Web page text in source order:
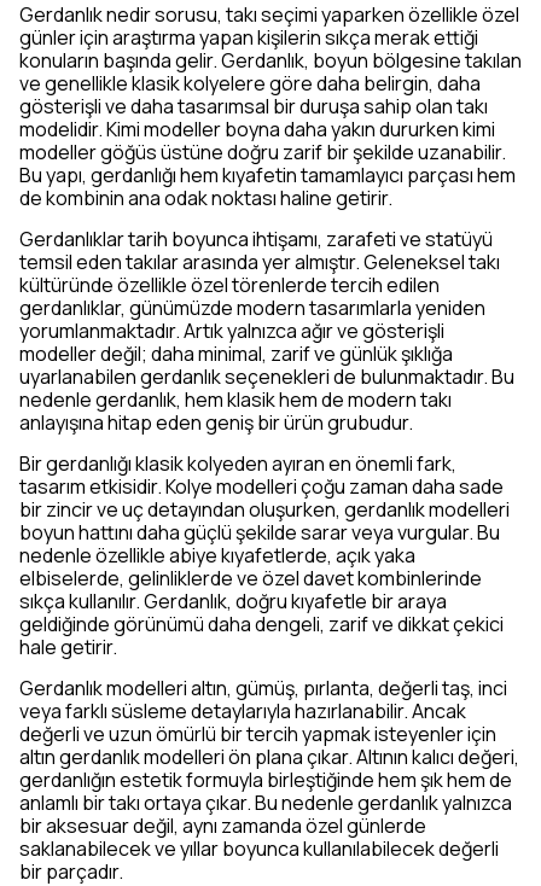
Gerdanlık nedir sorusu, takı seçimi yaparken özellikle özel
günler için araştırma yapan kişilerin sıkça merak ettiği
konuların başında gelir. Gerdanlık, boyun bölgesine takılan
ve genellikle klasik kolyelere göre daha belirgin, daha
gösterişli ve daha tasarımsal bir duruşa sahip olan takı
modelidir. Kimi modeller boyna daha yakın dururken kimi
modeller göğüs üstüne doğru zarif bir şekilde uzanabilir.
Bu yapı, gerdanlığı hem kıyafetin tamamlayıcı parçası hem
de kombinin ana odak noktası haline getirir.
Gerdanlıklar tarih boyunca ihtişamı, zarafeti ve statüyü
temsil eden takılar arasında yer almıştır. Geleneksel takı
kültüründe özellikle özel törenlerde tercih edilen
gerdanlıklar, günümüzde modern tasarımlarla yeniden
yorumlanmaktadır. Artık yalnızca ağır ve gösterişli
modeller değil; daha minimal, zarif ve günlük şıklığa
uyarlanabilen gerdanlık seçenekleri de bulunmaktadır. Bu
nedenle gerdanlık, hem klasik hem de modern takı
anlayışına hitap eden geniş bir ürün grubudur.
Bir gerdanlığı klasik kolyeden ayıran en önemli fark,
tasarım etkisidir. Kolye modelleri çoğu zaman daha sade
bir zincir ve uç detayından oluşurken, gerdanlık modelleri
boyun hattını daha güçlü şekilde sarar veya vurgular. Bu
nedenle özellikle abiye kıyafetlerde, açık yaka
elbiselerde, gelinliklerde ve özel davet kombinlerinde
sıkça kullanılır. Gerdanlık, doğru kıyafetle bir araya
geldiğinde görünümü daha dengeli, zarif ve dikkat çekici
hale getirir.
Gerdanlık modelleri altın, gümüş, pırlanta, değerli taş, inci
veya farklı süsleme detaylarıyla hazırlanabilir. Ancak
değerli ve uzun ömürlü bir tercih yapmak isteyenler için
altın gerdanlık modelleri ön plana çıkar. Altının kalıcı değeri,
gerdanlığın estetik formuyla birleştiğinde hem şık hem de
anlamlı bir takı ortaya çıkar. Bu nedenle gerdanlık yalnızca
bir aksesuar değil, aynı zamanda özel günlerde
saklanabilecek ve yıllar boyunca kullanılabilecek değerli
bir parçadır.